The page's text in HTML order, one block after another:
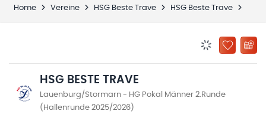
Home Vereine HSG Beste Trave HSG Beste Trave
ZU
HSG BESTE TRAVE
Lauenburg/Stormarn - HG Pokal Männer 2.Runde
(Hallenrunde 2025/2026)